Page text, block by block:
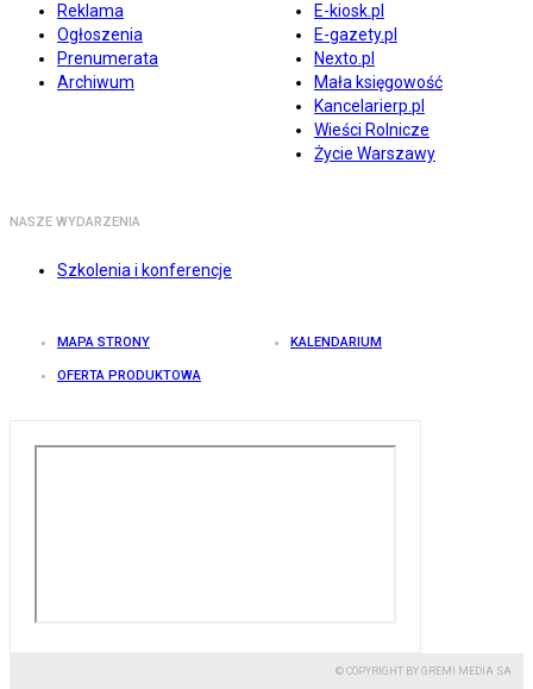
Reklama
Ogłoszenia
Prenumerata
Archiwum
E-kiosk.pl
E-gazety.pl
Nexto.pl
Mała księgowość
Kancelarierp.pl
Wieści Rolnicze
Życie Warszawy
NASZE WYDARZENIA
Szkolenia i konferencje
MAPA STRONY KALENDARIUM
OFERTA PRODUKTOWA
© COPYRIGHT BY GREMI MEDIA SA